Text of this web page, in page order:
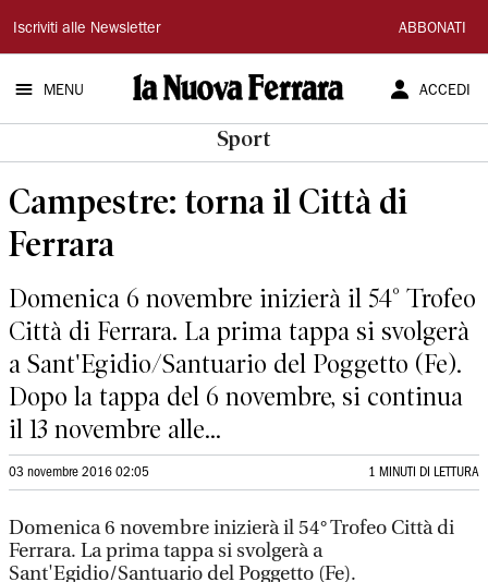
La
Nuova
Ferrara
Iscriviti alle Newsletter ABBONATI
MENU ACCEDI
Sport
Campestre: torna il Città di
Ferrara
Domenica 6 novembre inizierà il 54° Trofeo
Città di Ferrara. La prima tappa si svolgerà
a Sant'Egidio/Santuario del Poggetto (Fe).
Dopo la tappa del 6 novembre, si continua
il 13 novembre alle...
03 novembre 2016 02:05 1 MINUTI DI LETTURA
Domenica 6 novembre inizierà il 54° Trofeo Città di
Ferrara. La prima tappa si svolgerà a
Sant'Egidio/Santuario del Poggetto (Fe).